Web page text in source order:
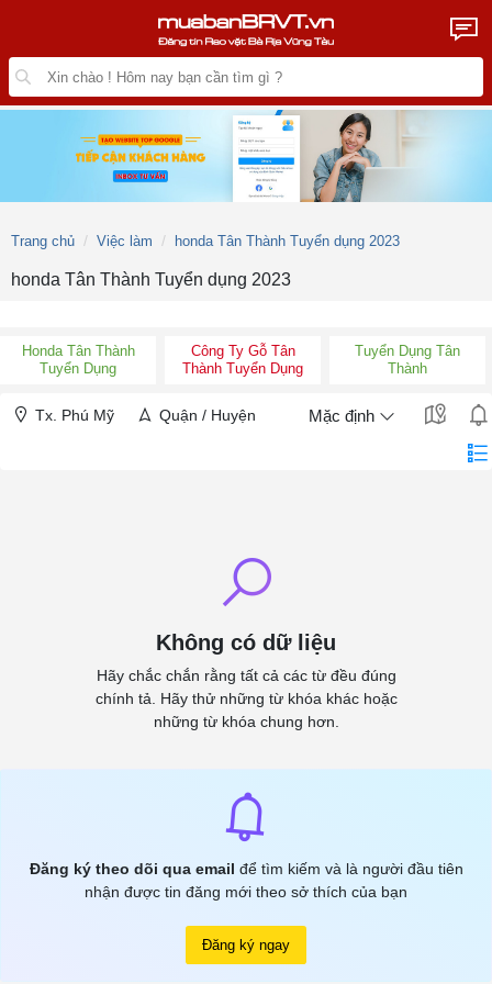
Trang chủ Việc làm honda Tân Thành Tuyển dụng 2023
honda Tân Thành Tuyển dụng 2023
Honda Tân Thành
Tuyển Dụng
Công Ty Gỗ Tân
Thành Tuyển Dụng
Tuyển Dụng Tân
Thành
Tx. Phú Mỹ Quận / Huyện Mặc định
Không có dữ liệu
Hãy chắc chắn rằng tất cả các từ đều đúng
chính tả. Hãy thử những từ khóa khác hoặc
những từ khóa chung hơn.
Đăng ký theo dõi qua email để tìm kiếm và là người đầu tiên
nhận được tin đăng mới theo sở thích của bạn
Đăng ký ngay